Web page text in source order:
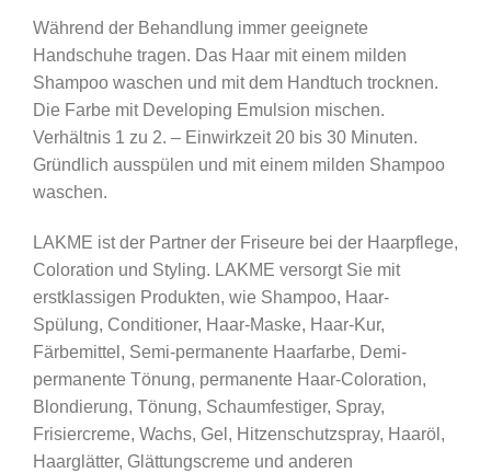
Während der Behandlung immer geeignete
Handschuhe tragen. Das Haar mit einem milden
Shampoo waschen und mit dem Handtuch trocknen.
Die Farbe mit Developing Emulsion mischen.
Verhältnis 1 zu 2. – Einwirkzeit 20 bis 30 Minuten.
Gründlich ausspülen und mit einem milden Shampoo
waschen.
LAKME ist der Partner der Friseure bei der Haarpflege,
Coloration und Styling. LAKME versorgt Sie mit
erstklassigen Produkten, wie Shampoo, Haar-
Spülung, Conditioner, Haar-Maske, Haar-Kur,
Färbemittel, Semi-permanente Haarfarbe, Demi-
permanente Tönung, permanente Haar-Coloration,
Blondierung, Tönung, Schaumfestiger, Spray,
Frisiercreme, Wachs, Gel, Hitzenschutzspray, Haaröl,
Haarglätter, Glättungscreme und anderen